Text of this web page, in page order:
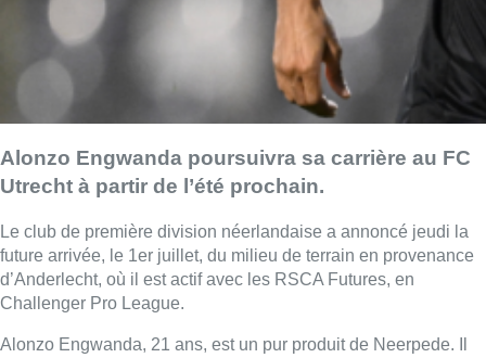
Alonzo Engwanda poursuivra sa carrière au FC
Utrecht à partir de l’été prochain.
Le club de première division néerlandaise a annoncé jeudi la
future arrivée, le 1er juillet, du milieu de terrain en provenance
d’Anderlecht, où il est actif avec les RSCA Futures, en
Challenger Pro League.
Alonzo Engwanda, 21 ans, est un pur produit de Neerpede. Il